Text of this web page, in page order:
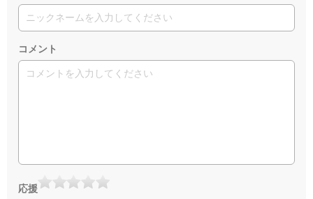
コメント
応援